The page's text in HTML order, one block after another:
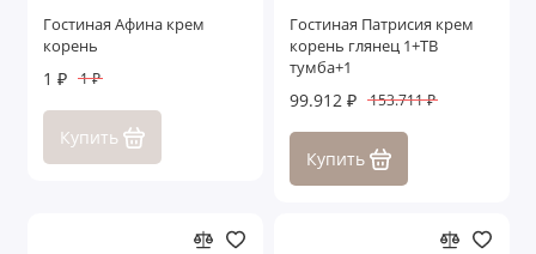
Гостиная Афина крем
корень
1 ₽ 1 ₽
Купить
Гостиная Патрисия крем
корень глянец 1+ТВ
тумба+1
99.912 ₽ 153.711 ₽
Купить